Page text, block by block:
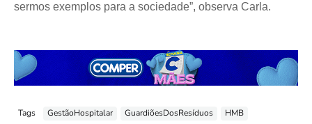
sermos exemplos para a sociedade”, observa Carla.
Tags GestãoHospitalar GuardiõesDosResíduos
HMB